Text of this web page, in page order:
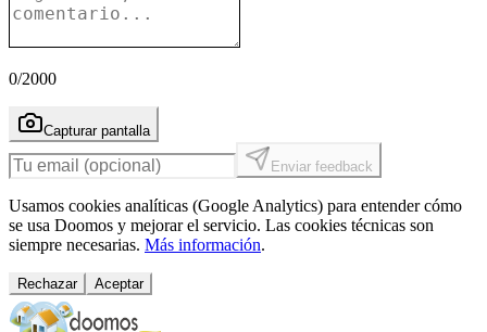
0/2000
Capturar pantalla
Enviar feedback
Usamos cookies analíticas (Google Analytics) para entender cómo
se usa Doomos y mejorar el servicio. Las cookies técnicas son
siempre necesarias. Más información.
Rechazar Aceptar